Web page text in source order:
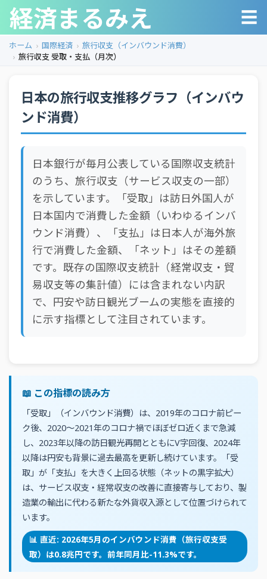
経済まるみえ ☰
ホーム 国際経済
旅行収支（インバウンド消費）
旅行収支 受取・支払（月次）
日本の旅行収支推移グラフ（インバウ
ンド消費）
日本銀行が毎月公表している国際収支統計
のうち、旅行収支（サービス収支の一部）
を示しています。「受取」は訪日外国人が
日本国内で消費した金額（いわゆるインバ
ウンド消費）、「支払」は日本人が海外旅
行で消費した金額、「ネット」はその差額
です。既存の国際収支統計（経常収支・貿
易収支等の集計値）には含まれない内訳
で、円安や訪日観光ブームの実態を直接的
に示す指標として注目されています。
📖 この指標の読み方
「受取」（インバウンド消費）は、2019年のコロナ前ピー
ク後、2020〜2021年のコロナ禍でほぼゼロ近くまで急減
し、2023年以降の訪日観光再開とともにV字回復、2024年
以降は円安も背景に過去最高を更新し続けています。「受
取」が「支払」を大きく上回る状態（ネットの黒字拡大）
は、サービス収支・経常収支の改善に直接寄与しており、製
造業の輸出に代わる新たな外貨収入源として位置づけられて
います。
📊 直近: 2026年5月のインバウンド消費（旅行収支受
取）は0.8兆円です。前年同月比-11.3%です。